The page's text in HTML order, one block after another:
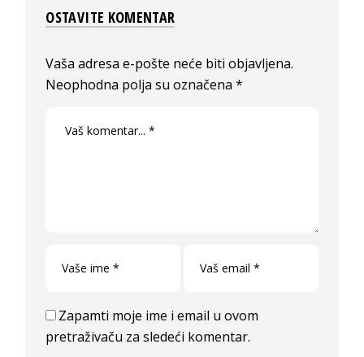
OSTAVITE KOMENTAR
Vaša adresa e-pošte neće biti objavljena.
Neophodna polja su označena*
Zapamti moje ime i email u ovom
pretraživaču za sledeći komentar.